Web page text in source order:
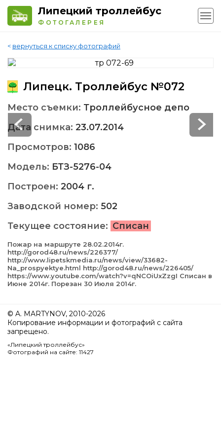
Липецкий троллейбус
ФОТОГАЛЕРЕЯ
< вернуться к списку фотографий
Липецк. Троллейбус №072
Место съемки: Троллейбусное депо
Дата снимка: 23.07.2014
Просмотров: 1086
Модель: БТЗ-5276-04
Построен: 2004 г.
Заводской номер: 502
Текущее состояние: Списан
Пожар на маршруте 28.02.2014г.
http://gorod48.ru/news/226377/
http://www.lipetskmedia.ru/news/view/33682-
Na_prospyektye.html http://gorod48.ru/news/226405/
https://www.youtube.com/watch?v=qNCOiUxZzgI Списан в
Июне 2014г. Порезан 30 Июля 2014г.
© A. MARTYNOV, 2010-2026
Копирование информации и фотографий с сайта
запрещено.
«Липецкий троллейбус»
Фотографий на сайте: 11427